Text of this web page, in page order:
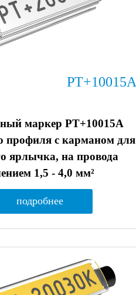
PT+10015A
маркер PT+10015A
профиля с карманом для
ярлычка, на провода
1,5 - 4,0 мм²
подробнее